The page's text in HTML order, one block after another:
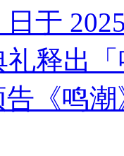
于
礼释出
《鸣